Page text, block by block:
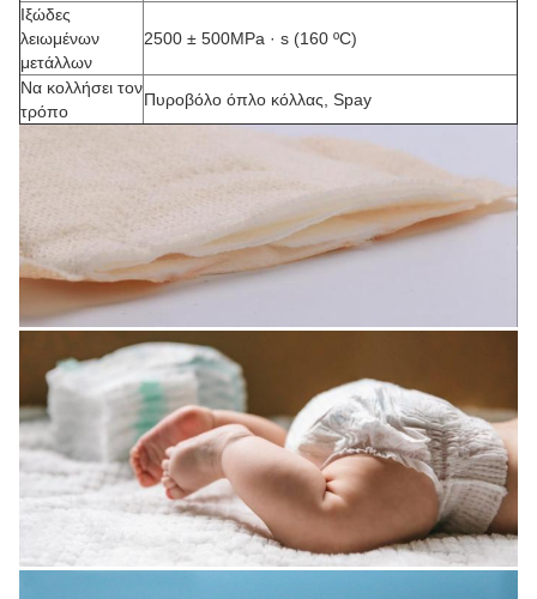
Ιξώδες
λειωμένων
μετάλλων
2500 ± 500MPa · s (160 ºC)
Να κολλήσει τον
τρόπο
Πυροβόλο όπλο κόλλας, Spay